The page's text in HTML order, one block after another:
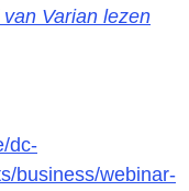
Varian lezen
dc-
business/webinar-